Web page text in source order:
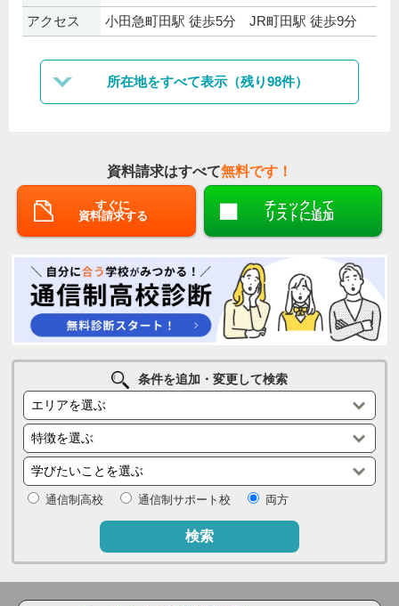
アクセス 小田急町田駅 徒歩5分 JR町田駅 徒歩9分
所在地をすべて表示（残り98件）
資料請求はすべて無料です！
すぐに
資料請求する
チェックして
リストに追加
条件を追加・変更して検索
通信制高校 通信制サポート校 両方
検索